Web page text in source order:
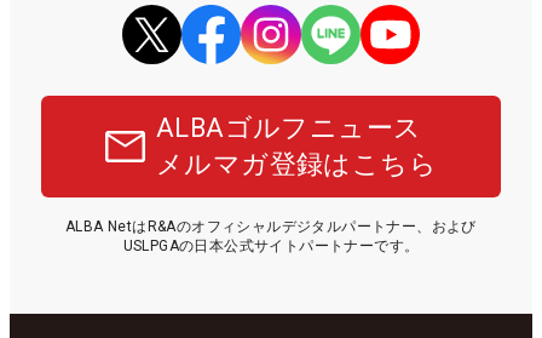
ALBAゴルフニュース
メルマガ登録はこちら
ALBA NetはR&Aのオフィシャルデジタルパートナー、および
USLPGAの日本公式サイトパートナーです。